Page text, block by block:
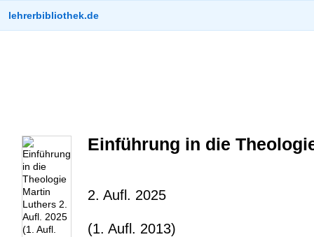
lehrerbibliothek.de
Einführung in die
2. Aufl. 2025
(1. Aufl. 2013)